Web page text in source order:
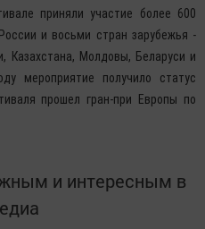
приняли участие более 600
и восьми стран зарубежья -
Казахстана, Молдовы, Беларуси и
мероприятие получило статус
прошел гран-при Европы по
и интересным в